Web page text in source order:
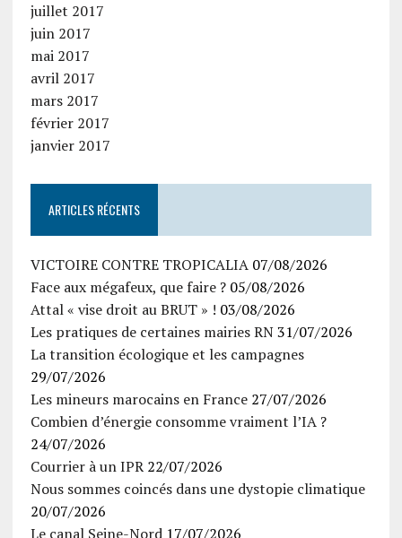
juillet 2017
juin 2017
mai 2017
avril 2017
mars 2017
février 2017
janvier 2017
ARTICLES RÉCENTS
VICTOIRE CONTRE TROPICALIA 07/08/2026
Face aux mégafeux, que faire ? 05/08/2026
Attal « vise droit au BRUT » ! 03/08/2026
Les pratiques de certaines mairies RN 31/07/2026
La transition écologique et les campagnes
29/07/2026
Les mineurs marocains en France 27/07/2026
Combien d’énergie consomme vraiment l’IA ?
24/07/2026
Courrier à un IPR 22/07/2026
Nous sommes coincés dans une dystopie climatique
20/07/2026
Le canal Seine-Nord 17/07/2026